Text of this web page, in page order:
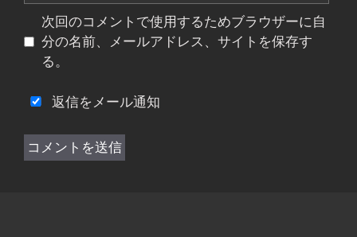
イ
次回のコメントで使用するためブラウザーに自
分の名前、メールアドレス、サイトを保存す
る。
返信をメール通知